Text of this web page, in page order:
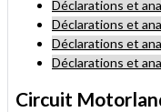
Déclarations et
Déclarations et
Déclarations et
Déclarations et
Circuit